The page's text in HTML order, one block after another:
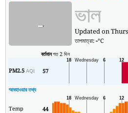
- ভাল
Updated on
তাপমাত্রা:-°C
বর্তমানগত 2 দিন
PM2.5AQI 57
আবহাওয়ার তথ্য
Temp 44